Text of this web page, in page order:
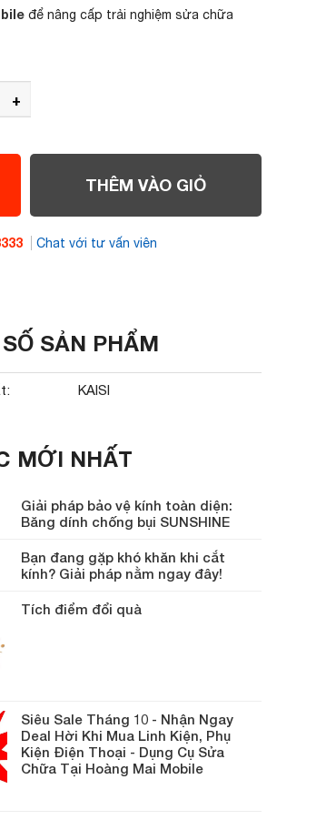
để nâng cấp trải nghiệm sửa chữa
+
THÊM VÀO GIỎ
Chat với tư vấn viên
SẢN PHẨM
KAISI
MỚI NHẤT
Giải pháp bảo vệ kính toàn diện:
Băng dính chống bụi SUNSHINE
Bạn đang gặp khó khăn khi cắt
kính? Giải pháp nằm ngay đây!
Tích điểm đổi quà
Siêu Sale Tháng 10 - Nhận Ngay
Deal Hời Khi Mua Linh Kiện, Phụ
Kiện Điện Thoại - Dụng Cụ Sửa
Chữa Tại Hoàng Mai Mobile